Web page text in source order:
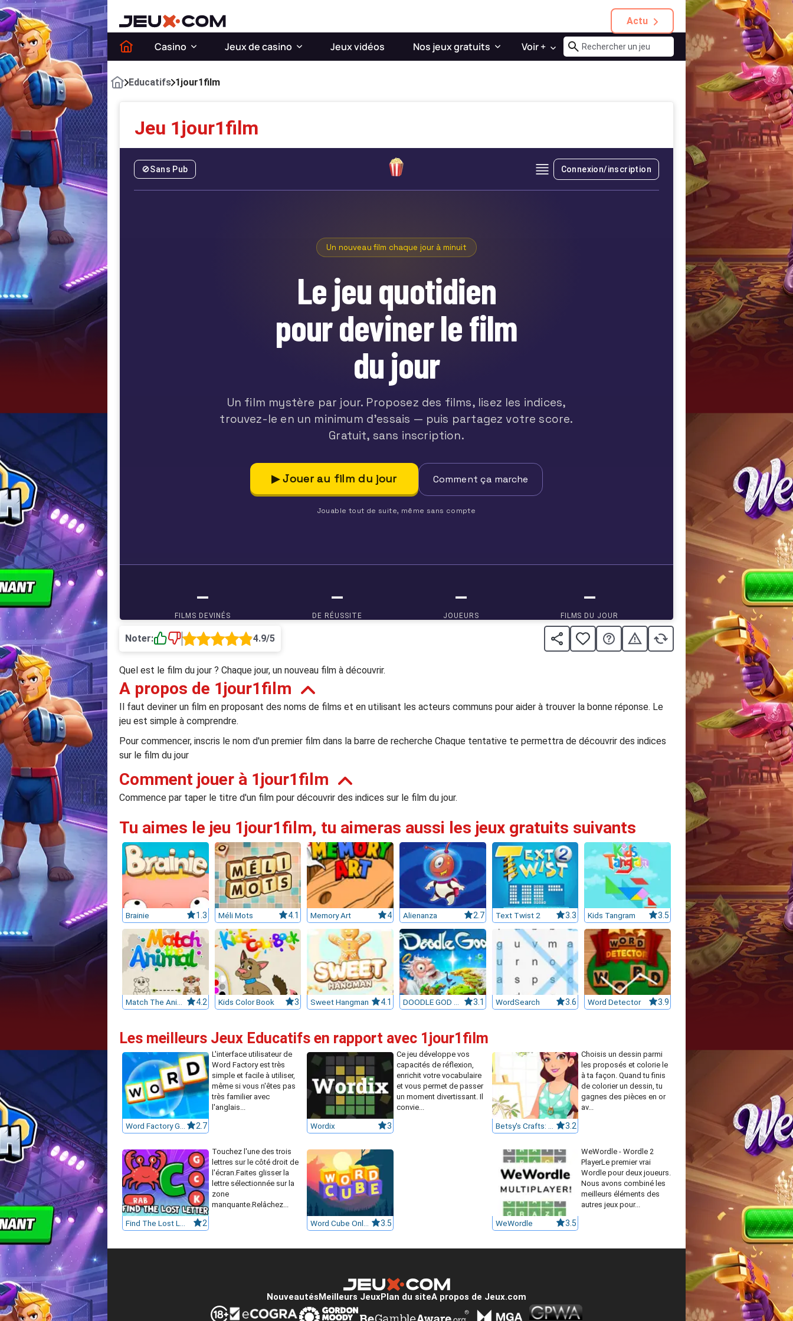
Actu
Casino Jeux de casino Jeux vidéos Nos jeux gratuits Voir +
Educatifs 1jour1film
Jeu 1jour1film
Noter: 4.9/5
Quel est le film du jour ? Chaque jour, un nouveau film à découvrir.
A propos de 1jour1film
Il faut deviner un film en proposant des noms de films et en utilisant les acteurs communs pour aider à trouver la bonne réponse. Le
jeu est simple à comprendre.
Pour commencer, inscris le nom d'un premier film dans la barre de recherche Chaque tentative te permettra de découvrir des indices
sur le film du jour
Comment jouer à 1jour1film
Commence par taper le titre d'un film pour découvrir des indices sur le film du jour.
Tu aimes le jeu 1jour1film, tu aimeras aussi les jeux gratuits suivants
Brainie 1.3 Méli Mots 4.1 Memory Art 4 Alienanza 2.7 Text Twist 2 3.3 Kids Tangram 3.5
Match The Animal 4.2 Kids Color Book 3 Sweet Hangman 4.1 DOODLE GOD ULTIMATE EDITION 3.1 WordSearch 3.6 Word Detector 3.9
Les meilleurs Jeux Educatifs en rapport avec 1jour1film
2.7
L'interface utilisateur de
Word Factory est très
simple et facile à utiliser,
même si vous n'êtes pas
très familier avec
l'anglais...
Wordix 3
Ce jeu développe vos
capacités de réflexion,
enrichit votre vocabulaire
et vous permet de passer
un moment divertissant. Il
convie...
3.2
Choisis un dessin parmi
les proposés et colorie le
à ta façon. Quand tu finis
de colorier un dessin, tu
gagnes des pièces en or
av...
2
Touchez l'une des trois
lettres sur le côté droit de
l'écran.Faites glisser la
lettre sélectionnée sur la
zone
manquante.Relâchez...
3.5 WeWordle 3.5
WeWordle - Wordle 2
PlayerLe premier vrai
Wordle pour deux joueurs.
Nous avons combiné les
meilleurs éléments des
autres jeux pour...
Nouveautés Meilleurs JeuxPlan du siteA propos de Jeux.com